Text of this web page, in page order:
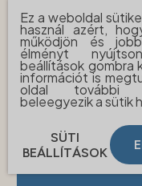
5. körzet
Telephelye:
Telefonszám:
Dr.
Hétfő Kedd
Ez a weboldal
használ azért,
működjön és
élményt
beállítások gombra
információt is
oldal további
beleegyezik a sütik
SÜTI
BEÁLLÍTÁSOK